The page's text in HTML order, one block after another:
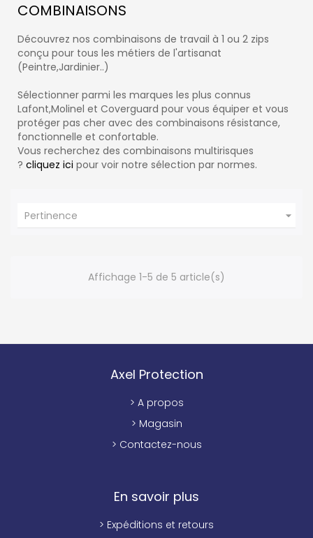
COMBINAISONS
Découvrez nos combinaisons de travail à 1 ou 2 zips
conçu pour tous les métiers de l'artisanat
(Peintre,Jardinier..)
Sélectionner parmi les marques les plus connus
Lafont,Molinel et Coverguard pour vous équiper et vous
protéger pas cher avec des combinaisons résistance,
fonctionnelle et confortable.
Vous recherchez des combinaisons multirisques
? cliquez ici pour voir notre sélection par normes.
Pertinence 
Affichage 1-5 de 5 article(s)
Axel Protection
> A propos
> Magasin
> Contactez-nous
En savoir plus
> Expéditions et retours